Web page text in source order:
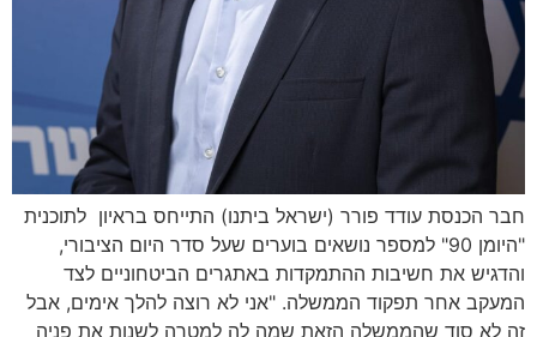
חבר הכנסת עודד פורר (ישראל ביתנו) התייחס בראיון לתוכנית
"היומן 90" למספר נושאים בוערים שעל סדר היום הציבורי,
והדגיש את חשיבות ההתמקדות באתגרים הביטחוניים לצד
המעקב אחר תפקוד הממשלה. "אני לא רוצה להלך אימים, אבל
זה לא סוד שהממשלה הזאת שמה לה למטרה לשנות את פניה